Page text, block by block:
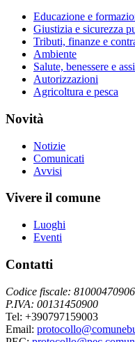
Educazione e
Giustizia e sicurezza
Tributi, finanze e
Ambiente
Salute, benessere e
Autorizzazioni
Agricoltura e pesca
Novità
Notizie
Comunicati
Avvisi
Vivere il comune
Luoghi
Eventi
Contatti
Codice fiscale: 81000470906
P.IVA: 00131450900
Tel: +390797159003
Email: